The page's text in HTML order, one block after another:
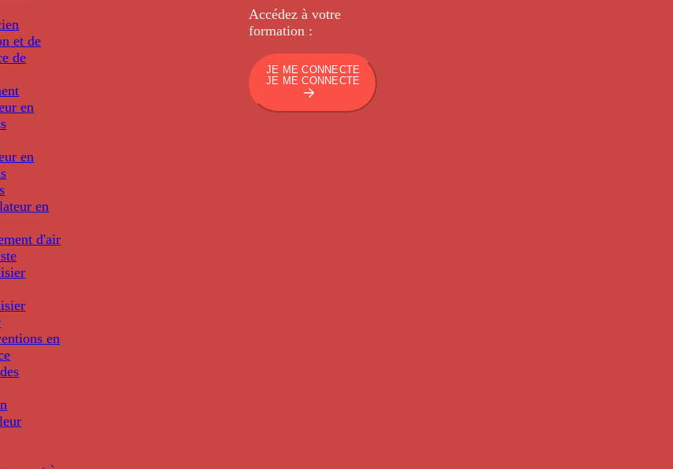
et de
de
en
en
en
d'air
en
Accédez à votre
formation :
JE ME CONNECTE
JE ME CONNECTE